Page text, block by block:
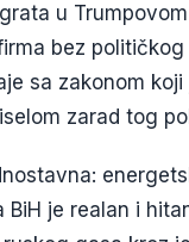
u
bez
sa zakonom koji
zarad tog
BiH je realan i